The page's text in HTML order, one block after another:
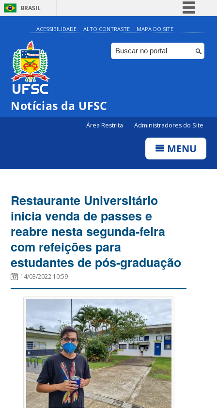
BRASIL
Simplifique!
Comunica BR
Participe
ACESSIBILIDADE ALTO CONTRASTE MAPA DO SITE
Notícias da UFSC
Área Restrita Administradores do Site
MENU
Restaurante Universitário
inicia venda de passes e
reabre nesta segunda-feira
com refeições para
estudantes de pós-graduação
14/03/2022 10:59